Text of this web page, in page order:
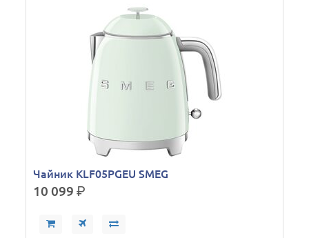
Чайник KLF05PGEU SMEG
10 099р.